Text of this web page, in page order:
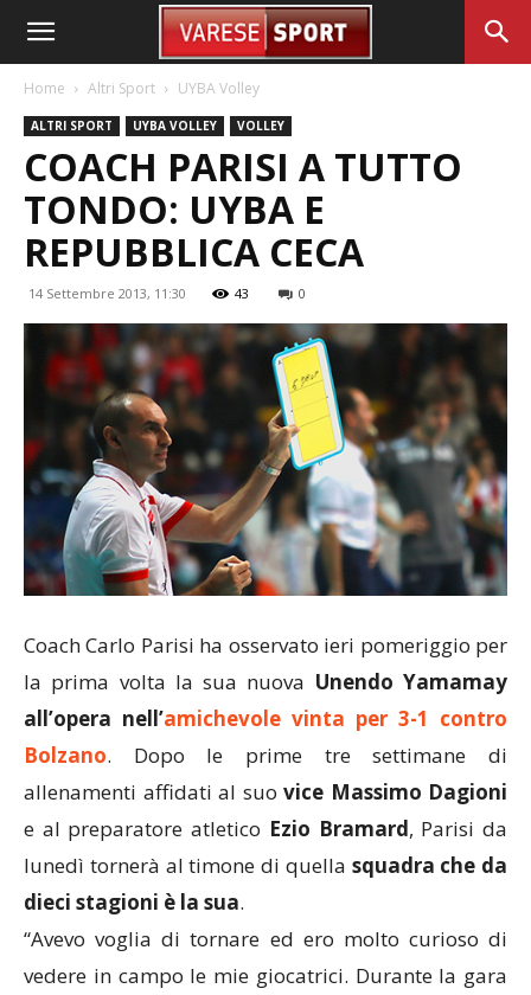
Home Altri Sport UYBA Volley
ALTRI SPORT UYBA VOLLEY VOLLEY
COACH PARISI A TUTTO
TONDO: UYBA E
REPUBBLICA CECA
14 Settembre 2013, 11:30 43 0
Coach Carlo Parisi ha osservato ieri pomeriggio per
la prima volta la sua nuova Unendo Yamamay
all’opera nell’amichevole vinta per 3-1 contro
Bolzano. Dopo le prime tre settimane di
allenamenti affidati al suo vice Massimo Dagioni
e al preparatore atletico Ezio Bramard, Parisi da
lunedì tornerà al timone di quella squadra che da
dieci stagioni è la sua.
“Avevo voglia di tornare ed ero molto curioso di
vedere in campo le mie giocatrici. Durante la gara